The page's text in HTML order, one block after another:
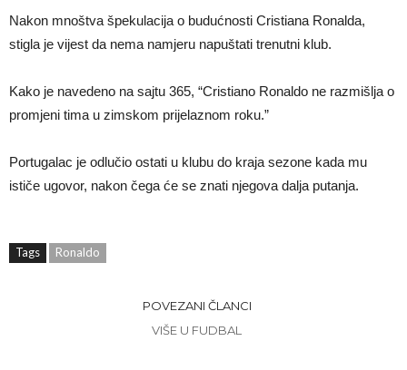
Nakon mnoštva špekulacija o budućnosti Cristiana Ronalda,
stigla je vijest da nema namjeru napuštati trenutni klub.
Kako je navedeno na sajtu 365, “Cristiano Ronaldo ne razmišlja o
promjeni tima u zimskom prijelaznom roku.”
Portugalac je odlučio ostati u klubu do kraja sezone kada mu
ističe ugovor, nakon čega će se znati njegova dalja putanja.
Tags Ronaldo
POVEZANI ČLANCI
VIŠE U FUDBAL